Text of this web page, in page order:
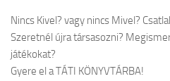
Nincs Kivel? vagy nincs Mivel?
Szeretnél újra társasozni?
játékokat?
Gyere el a TÁTI KÖNYVTÁRBA!